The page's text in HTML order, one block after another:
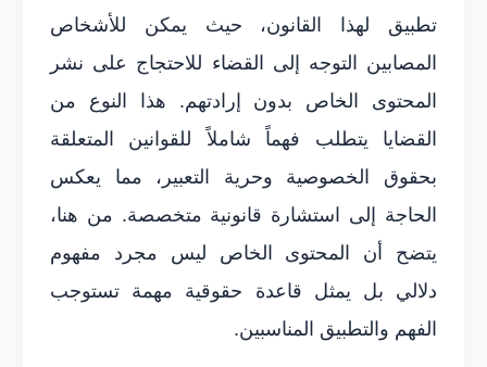
تطبيق لهذا القانون، حيث يمكن للأشخاص
المصابين التوجه إلى القضاء للاحتجاج على نشر
المحتوى الخاص بدون إرادتهم. هذا النوع من
القضايا يتطلب فهماً شاملاً للقوانين المتعلقة
بحقوق الخصوصية وحرية التعبير، مما يعكس
الحاجة إلى استشارة قانونية متخصصة. من هنا،
يتضح أن المحتوى الخاص ليس مجرد مفهوم
دلالي بل يمثل قاعدة حقوقية مهمة تستوجب
الفهم والتطبيق المناسبين.